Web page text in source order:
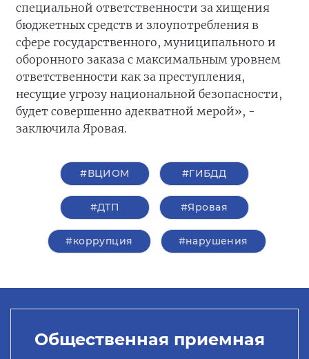
специальной ответственности за хищения
бюджетных средств и злоупотребления в
сфере государственного, муниципального и
оборонного заказа с максимальным уровнем
ответственности как за преступления,
несущие угрозу национальной безопасности,
будет совершенно адекватной мерой», -
заключила Яровая.
#ВЦИОМ #ГИБДД
#ДТП #Яровая
#коррупция #нарушения
Общественная приемная